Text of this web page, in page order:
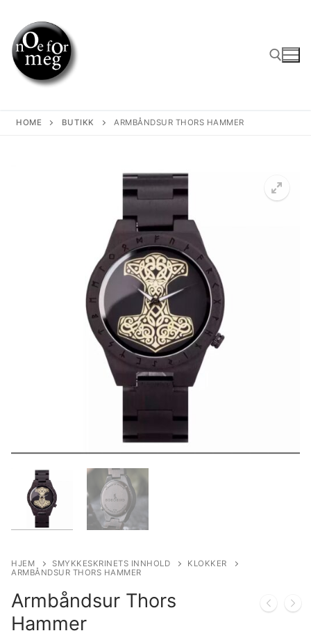
content
HOME BUTIKK ARMBÅNDSUR THORS HAMMER
HJEM SMYKKESKRINETS INNHOLD
KLOKKER
ARMBÅNDSUR THORS HAMMER
Armbåndsur Thors
Hammer